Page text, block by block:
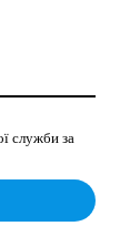
служби за